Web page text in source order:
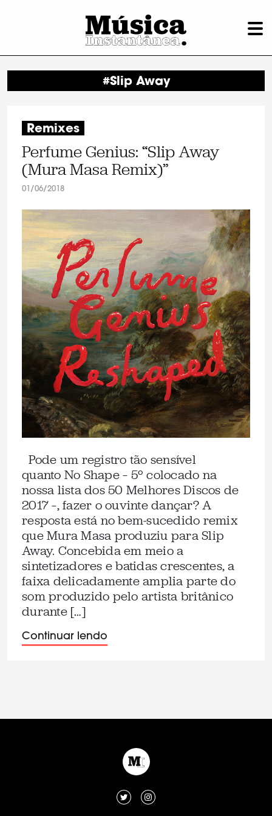
#Slip Away
Remixes
Perfume Genius: “Slip Away
(Mura Masa Remix)”
01/06/2018
Pode um registro tão sensível
quanto No Shape – 5º colocado na
nossa lista dos 50 Melhores Discos de
2017 –, fazer o ouvinte dançar? A
resposta está no bem-sucedido remix
que Mura Masa produziu para Slip
Away. Concebida em meio a
sintetizadores e batidas crescentes, a
faixa delicadamente amplia parte do
som produzido pelo artista britânico
durante […]
Continuar lendo